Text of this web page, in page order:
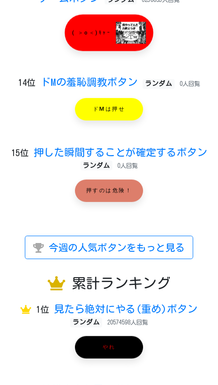
( ＞o＜)ｷｬｰ
14位 ドMの羞恥調教ボタン ランダム 0人回覧
ドMは押せ
15位 押した瞬間することが確定するボタン
ランダム 0人回覧
押すのは危険！
今週の人気ボタンをもっと見る
累計ランキング
1位 見たら絶対にやる(重め)ボタン
ランダム 20574598人回覧
やれ